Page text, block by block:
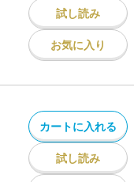
試し読み
お気に入り
カートに入れる
試し読み